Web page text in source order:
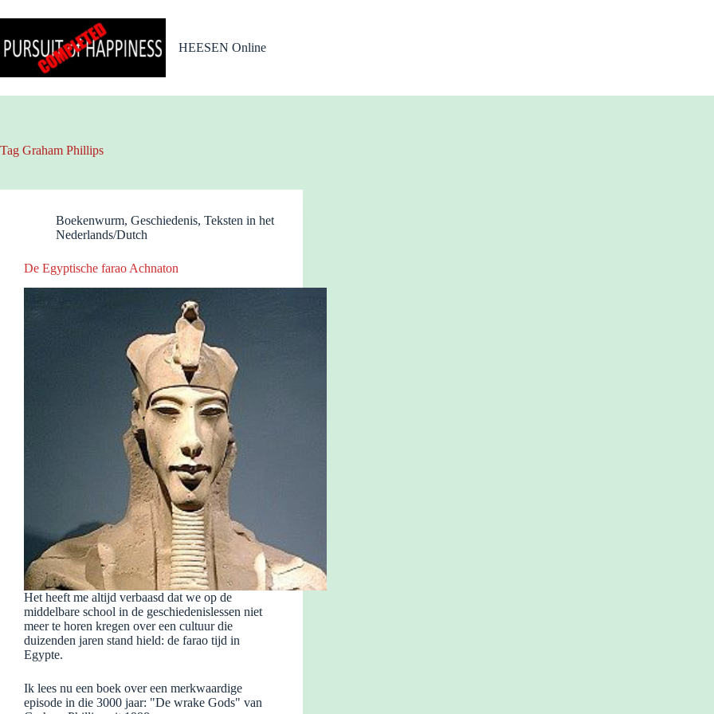
naar
inhoud
HEESEN Online
Tag Graham Phillips
Boekenwurm, Geschiedenis, Teksten in het
Nederlands/Dutch
De Egyptische farao Achnaton
Het heeft me altijd verbaasd dat we op de
middelbare school in de geschiedenislessen niet
meer te horen kregen over een cultuur die
duizenden jaren stand hield: de farao tijd in
Egypte.
Ik lees nu een boek over een merkwaardige
episode in die 3000 jaar: "De wrake Gods" van